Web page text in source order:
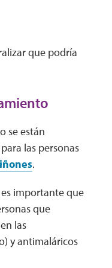
que podría
se están
las personas
.
importante que
que
las
y antimaláricos